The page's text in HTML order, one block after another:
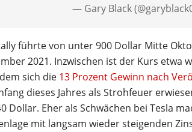
— Gary Black
führte von unter 900 Dollar Mitte
2021. Inzwischen ist der Kurs etwa
sich die 13 Prozent Gewinn nach
dieses Jahres als Strohfeuer
Dollar. Eher als Schwächen bei Tesla
mit langsam wieder steigenden